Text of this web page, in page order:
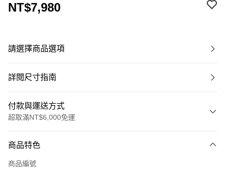
NT$7,980
請選擇商品選項
詳閱尺寸指南
付款與運送方式
超取滿NT$6,000免運
信用卡一次付款
商品特色
商品編號